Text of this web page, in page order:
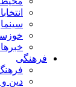
سینما
فرهنگی
دین و